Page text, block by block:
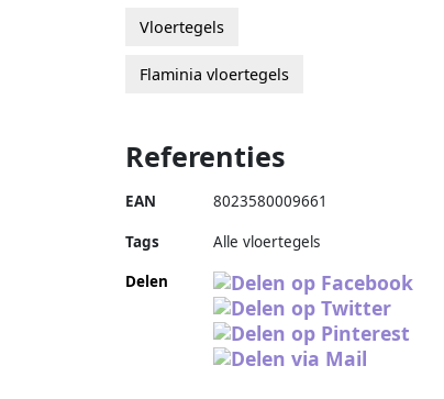
Vloertegels
Flaminia vloertegels
Referenties
EAN 8023580009661
Tags
Alle vloertegels
Delen